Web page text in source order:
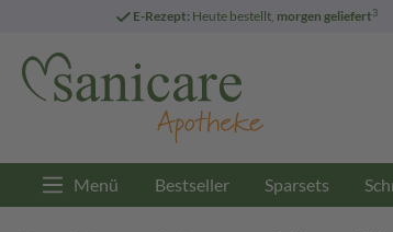
E-Rezept: Heute bestellt, morgen geliefert3
Menü Bestseller Sparsets